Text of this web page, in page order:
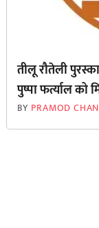
तीलू रौतेली
पुष्पा फर्त्याल को
BY PRAMOD